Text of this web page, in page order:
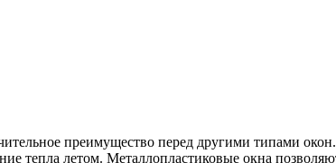
преимущество перед другими типами
тепла летом. Металлопластиковые окна